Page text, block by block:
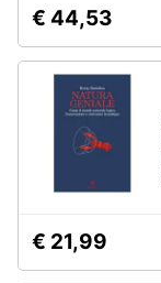
Promozioni
Assistenza
€ 44,53
€ 21,99